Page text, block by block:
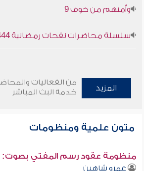
وأمنهم من خوف 9
سلسلة محاضرات نفحات رمضانية 1444هـ
المزيد
من الفعاليات
خدمة البث المباشر
متون علمية ومنظومات
منظومة عقود رسم المفتي بصوت:
عمرو شاهين